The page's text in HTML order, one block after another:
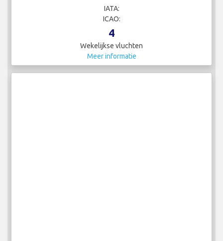
IATA:
ICAO:
4
Wekelijkse vluchten
Meer informatie